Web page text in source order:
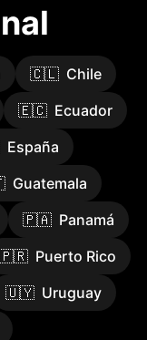
🇨🇱 Chile
🇪🇨 Ecuador
España
Guatemala
🇵🇦 Panamá
🇵🇷 Puerto Rico
🇺🇾 Uruguay